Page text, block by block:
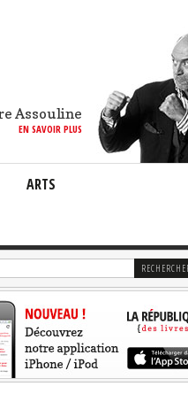
Assouline
EN SAVOIR PLUS
ARTS